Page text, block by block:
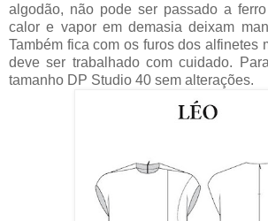
algodão, não pode ser passado a
calor e vapor em demasia deixam
Também fica com os furos dos alfinetes
deve ser trabalhado com cuidado.
tamanho DP Studio 40 sem alterações.